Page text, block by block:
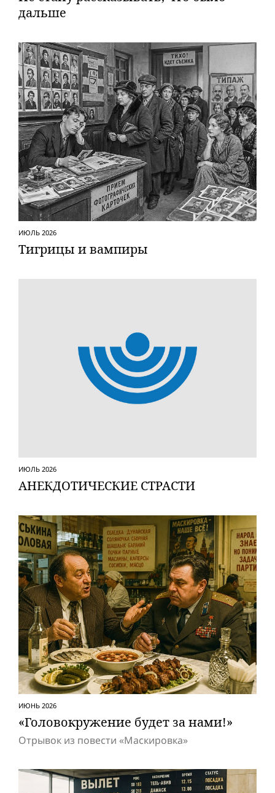
дальше
ИЮЛЬ 2026
Тигрицы и вампиры
ИЮЛЬ 2026
АНЕКДОТИЧЕСКИЕ СТРАСТИ
ИЮНЬ 2026
«Головокружение будет за нами!»
Отрывок из повести «Маскировка»